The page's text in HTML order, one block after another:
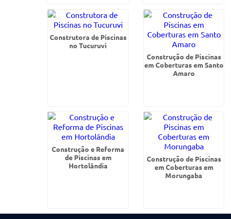
Construtora de Piscinas
no Tucuruvi
Construção de Piscinas
em Coberturas em Santo
Amaro
Construção e Reforma
de Piscinas em
Hortolândia
Construção de Piscinas
em Coberturas em
Morungaba